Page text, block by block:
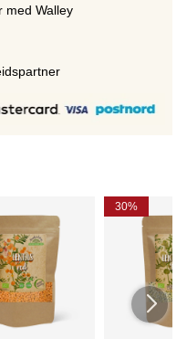
med Walley
r
30%